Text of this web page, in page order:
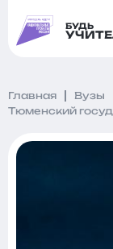
БУДЬ
Главная
Вузы
Тюменский